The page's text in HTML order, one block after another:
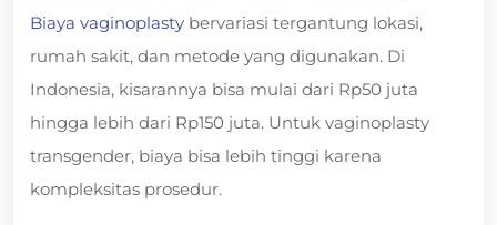
Biaya vaginoplasty bervariasi tergantung lokasi,
rumah sakit, dan metode yang digunakan. Di
Indonesia, kisarannya bisa mulai dari Rp50 juta
hingga lebih dari Rp150 juta. Untuk vaginoplasty
transgender, biaya bisa lebih tinggi karena
kompleksitas prosedur.